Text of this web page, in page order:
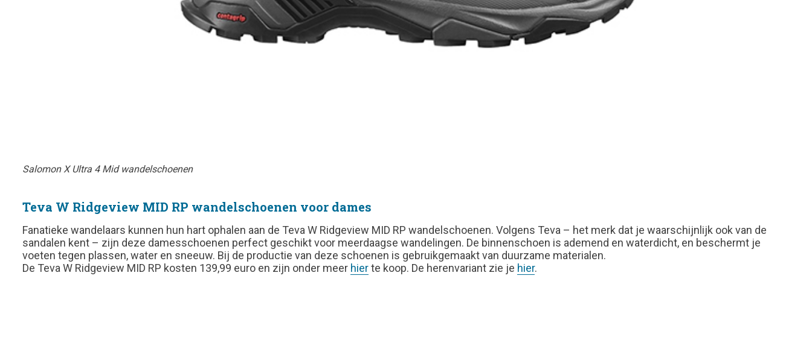
Salomon X Ultra 4 Mid wandelschoenen
Teva W Ridgeview MID RP wandelschoenen voor dames
Fanatieke wandelaars kunnen hun hart ophalen aan de Teva W Ridgeview MID RP wandelschoenen. Volgens Teva – het merk dat je waarschijnlijk ook van de
sandalen kent – zijn deze damesschoenen perfect geschikt voor meerdaagse wandelingen. De binnenschoen is ademend en waterdicht, en beschermt je
voeten tegen plassen, water en sneeuw. Bij de productie van deze schoenen is gebruikgemaakt van duurzame materialen.
De Teva W Ridgeview MID RP kosten 139,99 euro en zijn onder meer hierte koop. De herenvariant zie je hier.